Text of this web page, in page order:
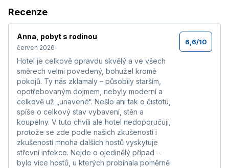
Recenze
Anna pobyt s rodinou
červen 2026
Hotel je celkově opravdu skvělý a ve všech
směrech velmi povedený, bohužel kromě
pokojů. Ty nás zklamaly – působily starším,
opotřebovaným dojmem, nebyly moderní a
celkově už „unavené“. Nešlo ani tak o čistotu,
spíše o celkový stav vybavení, stěn a
koupelny. V tuto chvíli ale hotel nedoporučuji,
protože se zde podle našich zkušeností i
zkušeností mnoha dalších hostů vyskytuje
střevní infekce. Nejde o ojedinělý případ –
bylo více hostů, u kterých probíhala poměrně
6,6/10